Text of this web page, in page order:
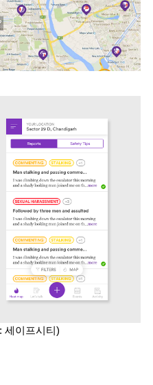
세이프시티)